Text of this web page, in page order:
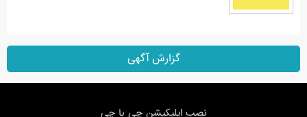
گزارش آگهی
نصب اپلیکیشن چی با چی